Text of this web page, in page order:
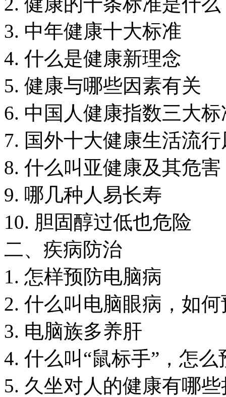
3. 中年健康十大标准
4. 什么是健康新理念
5. 健康与哪些因素有关
6. 中国人健康指数三大
7. 国外十大健康生活流行
8. 什么叫亚健康及其危害
9. 哪几种人易长寿
10. 胆固醇过低也危险
二、疾病防治
1. 怎样预防电脑病
2. 什么叫电脑眼病，如
3. 电脑族多养肝
4. 什么叫“鼠标手”，怎么
5. 久坐对人的健康有哪